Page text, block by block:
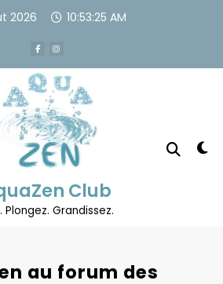
2026 10:53:25 AM
Club
Plongez. Grandissez.
au forum des